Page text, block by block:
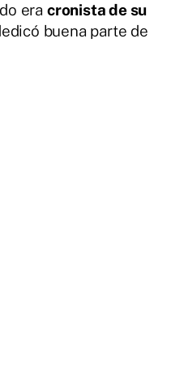
era cronista de su
buena parte de